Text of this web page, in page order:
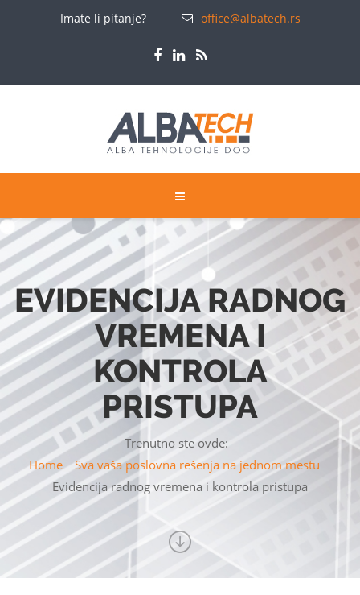
Imate li pitanje? office@albatech.rs
EVIDENCIJA RADNOG
VREMENA I
KONTROLA
PRISTUPA
Trenutno ste ovde:
Home
Sva vaša poslovna rešenja na jednom mestu
Evidencija radnog vremena i kontrola pristupa